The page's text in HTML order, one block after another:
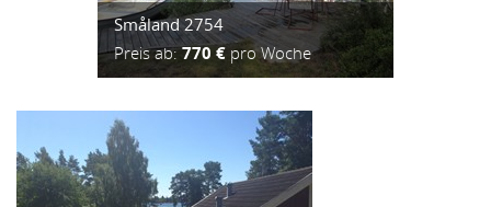
Småland 2754
Preis ab:770 € pro Woche